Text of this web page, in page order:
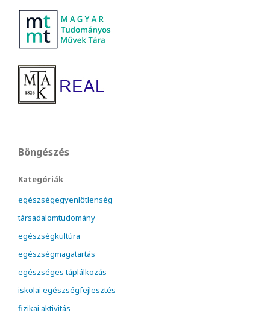
Böngészés
Kategóriák
egészségegyenlőtlenség
társadalomtudomány
egészségkultúra
egészségmagatartás
egészséges táplálkozás
iskolai egészségfejlesztés
fizikai aktivitás